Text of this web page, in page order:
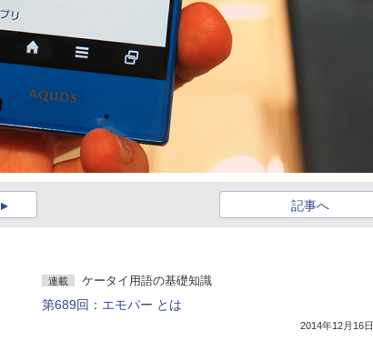
記事へ
連載 ケータイ用語の基礎知識
第689回：エモパー とは
2014年12月16日